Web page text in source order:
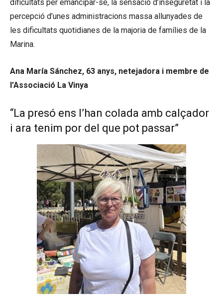
dificultats per emancipar-se, la sensació d’inseguretat i la
percepció d’unes administracions massa allunyades de
les dificultats quotidianes de la majoria de famílies de la
Marina.
Ana María Sánchez, 63 anys, netejadora i membre de
l’Associació La Vinya
“La presó ens l’han colada amb calçador
i ara tenim por del que pot passar”